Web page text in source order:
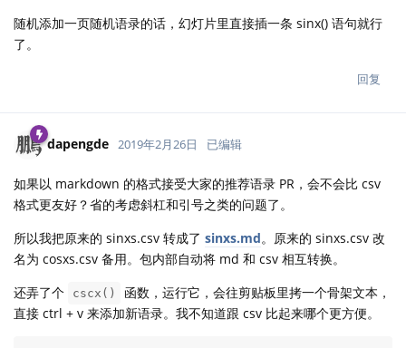
随机添加一页随机语录的话，幻灯片里直接插一条 sinx() 语句就行
了。
回复
dapengde 2019年2月26日 已编辑
如果以 markdown 的格式接受大家的推荐语录 PR，会不会比 csv
格式更友好？省的考虑斜杠和引号之类的问题了。
所以我把原来的 sinxs.csv 转成了 sinxs.md。原来的 sinxs.csv 改
名为 cosxs.csv 备用。包内部自动将 md 和 csv 相互转换。
还弄了个
cscx()
函数，运行它，会往剪贴板里拷一个骨架文本，
直接 ctrl + v 来添加新语录。我不知道跟 csv 比起来哪个更方便。